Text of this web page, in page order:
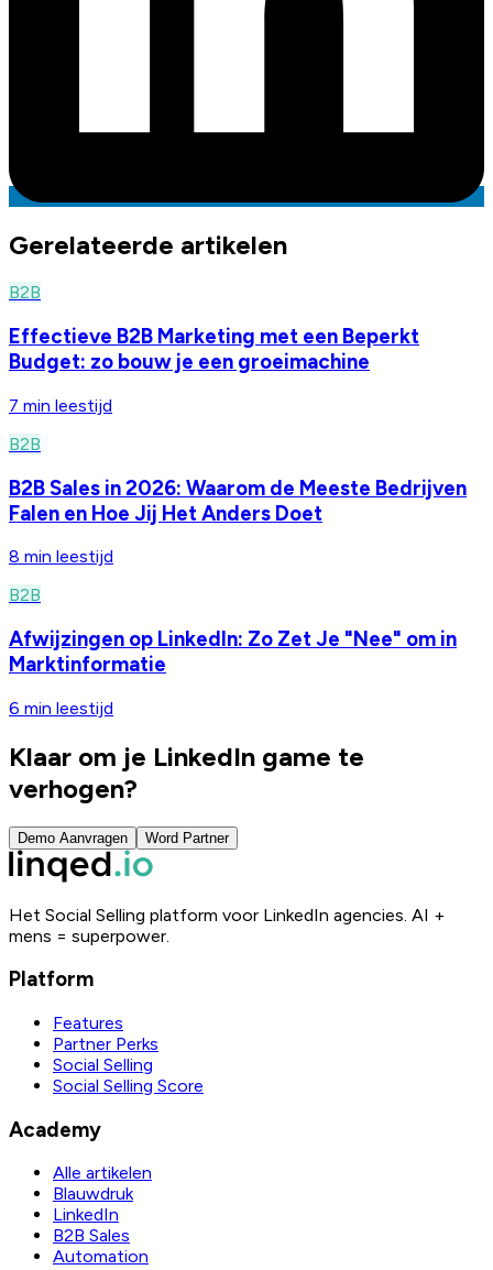
Gerelateerde artikelen
B2B
Effectieve B2B Marketing met een Beperkt
Budget: zo bouw je een groeimachine
7 min leestijd
B2B
B2B Sales in 2026: Waarom de Meeste Bedrijven
Falen en Hoe Jij Het Anders Doet
8 min leestijd
B2B
Afwijzingen op LinkedIn: Zo Zet Je "Nee" om in
Marktinformatie
6 min leestijd
Klaar om je LinkedIn game te
verhogen?
Demo Aanvragen Word Partner
Het Social Selling platform voor LinkedIn agencies. AI +
mens = superpower.
Platform
Features
Partner Perks
Social Selling
Social Selling Score
Academy
Alle artikelen
Blauwdruk
LinkedIn
B2B Sales
Automation